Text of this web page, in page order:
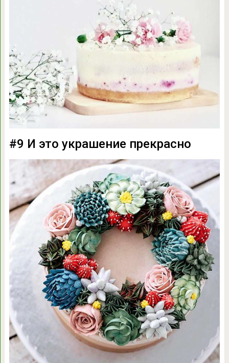
#9 И это украшение прекрасно